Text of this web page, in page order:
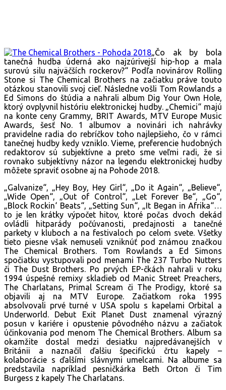
„Čo ak by bola
tanečná hudba úderná ako najzúrivejší hip-hop a mala
surovú silu najväčších rockerov?“ Podľa novinárov Rolling
Stone si The Chemical Brothers na začiatku práve touto
otázkou stanovili svoj cieľ. Následne vošli Tom Rowlands a
Ed Simons do štúdia a nahrali album Dig Your Own Hole,
ktorý ovplyvnil históriu elektronickej hudby. „Chemici“ majú
na konte ceny Grammy, BRIT Awards, MTV Europe Music
Awards, šesť No. 1 albumov a novinári ich nahrávky
pravidelne radia do rebríčkov toho najlepšieho, čo v rámci
tanečnej hudby kedy vzniklo. Vieme, preferencie hudobných
redaktorov sú subjektívne a preto sme veľmi radi, že si
rovnako subjektívny názor na legendu elektronickej hudby
môžete spraviť osobne aj na Pohode 2018.
„Galvanize“, „Hey Boy, Hey Girl“, „Do it Again“, „Believe“,
„Wide Open“, „Out of Control“, „Let Forever Be“, „Go“,
„Block Rockin‘ Beats“, „Setting Sun“, „It Began in Afrika“…
to je len krátky výpočet hitov, ktoré počas dvoch dekád
ovládli hitparády počúvanosti, predajnosti a tanečné
parkety v kluboch a na festivaloch po celom svete. Všetky
tieto piesne však nemuseli vzniknúť pod známou značkou
The Chemical Brothers. Tom Rowlands a Ed Simons
spočiatku vystupovali pod menami The 237 Turbo Nutters
či The Dust Brothers. Po prvých EP-čkách nahrali v roku
1994 úspešné remixy skladieb od Manic Street Preachers,
The Charlatans, Primal Scream či The Prodigy, ktoré sa
objavili aj na MTV Europe. Začiatkom roka 1995
absolvovali prvé turné v USA spolu s kapelami Orbital a
Underworld. Debut Exit Planet Dust znamenal výrazný
posun v kariére i opustenie pôvodného názvu a začiatok
účinkovania pod menom The Chemical Brothers. Album sa
okamžite dostal medzi desiatku najpredávanejších v
Británii a naznačil ďalšiu špecifickú črtu kapely –
kolaborácie s ďalšími slávnymi umelcami. Na albume sa
predstavila napríklad pesničkárka Beth Orton či Tim
Burgess z kapely The Charlatans.